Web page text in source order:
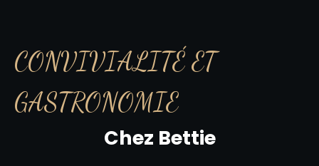
CONVIVIALITÉ ET
GASTRONOMIE
Chez Bettie